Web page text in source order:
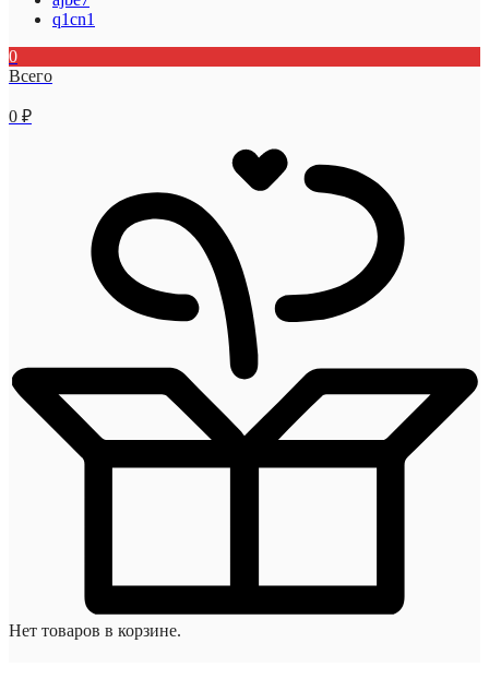
q1cn1
0
Всего
0 ₽
Нет товаров в корзине.